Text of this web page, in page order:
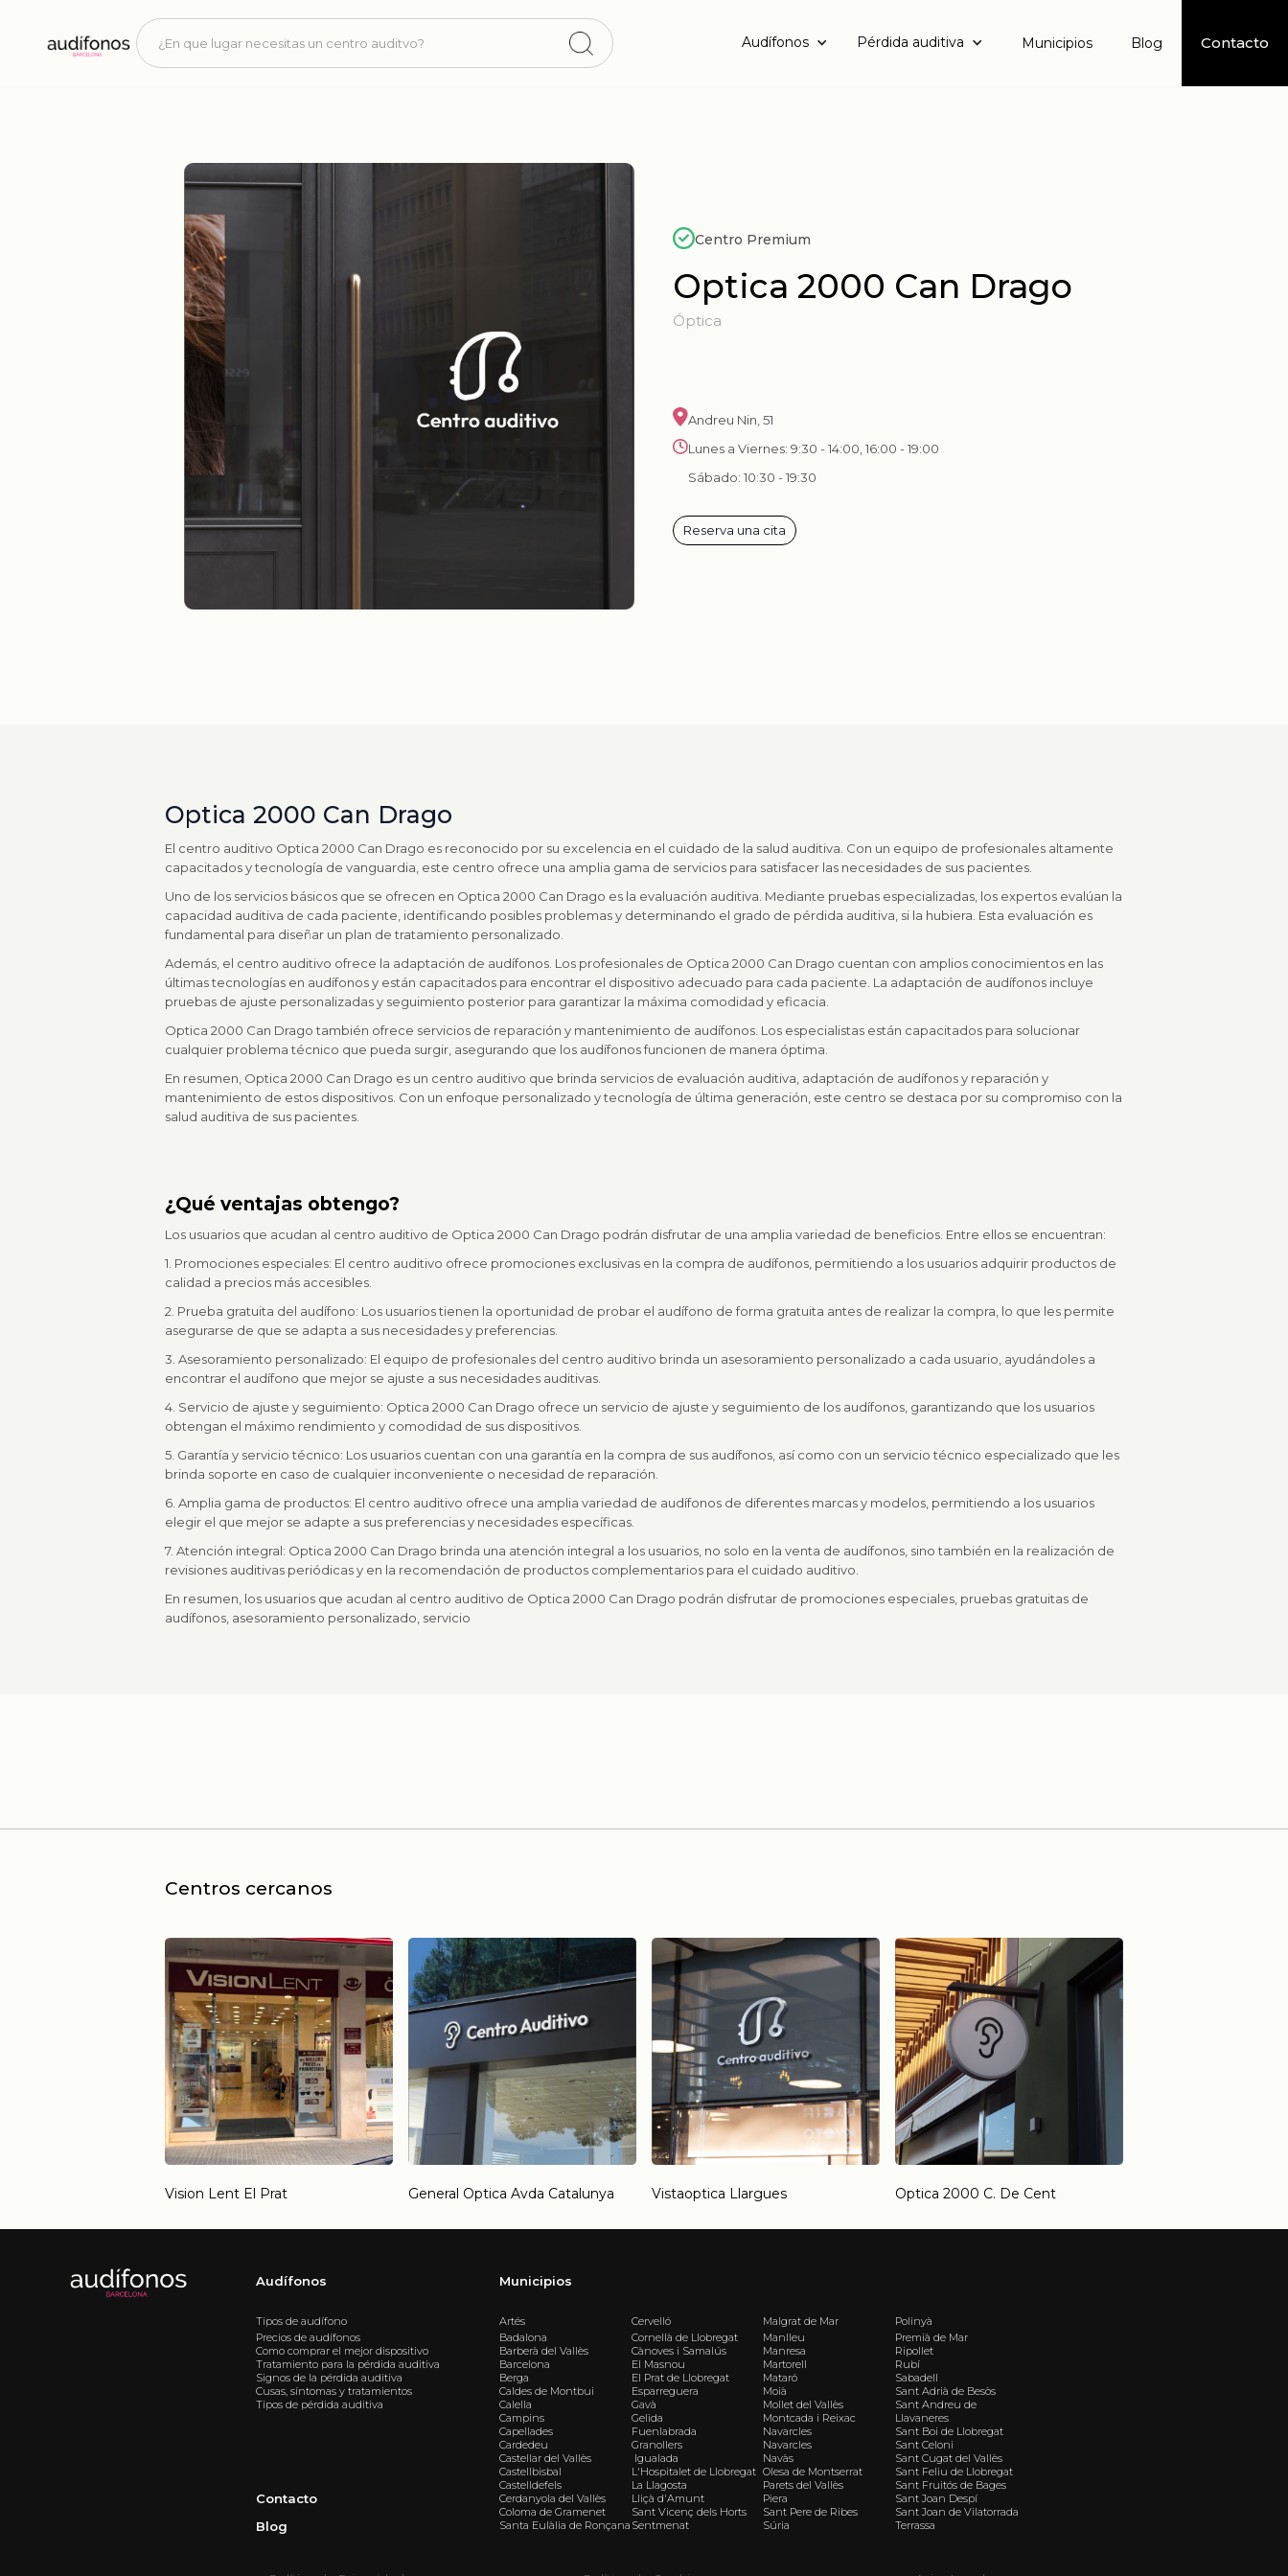
Audífonos Pérdida auditiva Municipios Blog Contacto
Centro Premium
Optica 2000 Can Drago
Óptica
Andreu Nin, 51
Lunes a Viernes: 9:30 - 14:00, 16:00 - 19:00
Sábado: 10:30 - 19:30
Reserva una cita
Optica 2000 Can Drago
El centro auditivo Optica 2000 Can Drago es reconocido por su excelencia en el cuidado de la salud auditiva. Con un equipo de profesionales altamente
capacitados y tecnología de vanguardia, este centro ofrece una amplia gama de servicios para satisfacer las necesidades de sus pacientes.
Uno de los servicios básicos que se ofrecen en Optica 2000 Can Drago es la evaluación auditiva. Mediante pruebas especializadas, los expertos evalúan la
capacidad auditiva de cada paciente, identificando posibles problemas y determinando el grado de pérdida auditiva, si la hubiera. Esta evaluación es
fundamental para diseñar un plan de tratamiento personalizado.
Además, el centro auditivo ofrece la adaptación de audífonos. Los profesionales de Optica 2000 Can Drago cuentan con amplios conocimientos en las
últimas tecnologías en audífonos y están capacitados para encontrar el dispositivo adecuado para cada paciente. La adaptación de audífonos incluye
pruebas de ajuste personalizadas y seguimiento posterior para garantizar la máxima comodidad y eficacia.
Optica 2000 Can Drago también ofrece servicios de reparación y mantenimiento de audífonos. Los especialistas están capacitados para solucionar
cualquier problema técnico que pueda surgir, asegurando que los audífonos funcionen de manera óptima.
En resumen, Optica 2000 Can Drago es un centro auditivo que brinda servicios de evaluación auditiva, adaptación de audífonos y reparación y
mantenimiento de estos dispositivos. Con un enfoque personalizado y tecnología de última generación, este centro se destaca por su compromiso con la
salud auditiva de sus pacientes.
¿Qué ventajas obtengo?
Los usuarios que acudan al centro auditivo de Optica 2000 Can Drago podrán disfrutar de una amplia variedad de beneficios. Entre ellos se encuentran:
1. Promociones especiales: El centro auditivo ofrece promociones exclusivas en la compra de audífonos, permitiendo a los usuarios adquirir productos de
calidad a precios más accesibles.
2. Prueba gratuita del audífono: Los usuarios tienen la oportunidad de probar el audífono de forma gratuita antes de realizar la compra, lo que les permite
asegurarse de que se adapta a sus necesidades y preferencias.
3. Asesoramiento personalizado: El equipo de profesionales del centro auditivo brinda un asesoramiento personalizado a cada usuario, ayudándoles a
encontrar el audífono que mejor se ajuste a sus necesidades auditivas.
4. Servicio de ajuste y seguimiento: Optica 2000 Can Drago ofrece un servicio de ajuste y seguimiento de los audífonos, garantizando que los usuarios
obtengan el máximo rendimiento y comodidad de sus dispositivos.
5. Garantía y servicio técnico: Los usuarios cuentan con una garantía en la compra de sus audífonos, así como con un servicio técnico especializado que les
brinda soporte en caso de cualquier inconveniente o necesidad de reparación.
6. Amplia gama de productos: El centro auditivo ofrece una amplia variedad de audífonos de diferentes marcas y modelos, permitiendo a los usuarios
elegir el que mejor se adapte a sus preferencias y necesidades específicas.
7. Atención integral: Optica 2000 Can Drago brinda una atención integral a los usuarios, no solo en la venta de audífonos, sino también en la realización de
revisiones auditivas periódicas y en la recomendación de productos complementarios para el cuidado auditivo.
En resumen, los usuarios que acudan al centro auditivo de Optica 2000 Can Drago podrán disfrutar de promociones especiales, pruebas gratuitas de
audífonos, asesoramiento personalizado, servicio
Centros cercanos
Vision Lent El Prat General Optica Avda Catalunya Vistaoptica Llargues Optica 2000 C. De Cent
Audífonos
Tipos de audífono
Precios de audífonos
Como comprar el mejor dispositivo
Tratamiento para la pérdida auditiva
Signos de la pérdida auditiva
Cusas, síntomas y tratamientos
Tipos de pérdida auditiva
Contacto
Blog
Municipios
Artés
Badalona
Barberà del Vallès
Barcelona
Berga
Caldes de Montbui
Calella
Campins
Capellades
Cardedeu
Castellar del Vallès
Castellbisbal
Castelldefels
Cerdanyola del Vallès
Coloma de Gramenet
Santa Eulàlia de Ronçana
Cervelló
Cornellà de Llobregat
Cànoves i Samalús
El Masnou
El Prat de Llobregat
Esparreguera
Gavà
Gelida
Fuenlabrada
Granollers
Igualada
L'Hospitalet de Llobregat
La Llagosta
Lliçà d'Amunt
Sant Vicenç dels Horts
Sentmenat
Malgrat de Mar
Manlleu
Manresa
Martorell
Mataró
Moià
Mollet del Vallès
Montcada i Reixac
Navarcles
Navarcles
Navàs
Olesa de Montserrat
Parets del Vallès
Piera
Sant Pere de Ribes
Súria
Polinyà
Premià de Mar
Ripollet
Rubí
Sabadell
Sant Adrià de Besòs
Sant Andreu de
Llavaneres
Sant Boi de Llobregat
Sant Celoni
Sant Cugat del Vallès
Sant Feliu de Llobregat
Sant Fruitós de Bages
Sant Joan Despí
Sant Joan de Vilatorrada
Terrassa